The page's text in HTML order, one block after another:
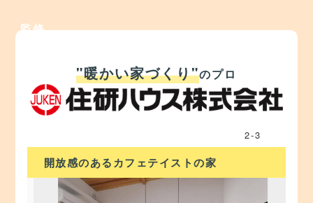
監修
"暖かい家づくり"のプロ
開放感のあるカフェテイストの家
2-3